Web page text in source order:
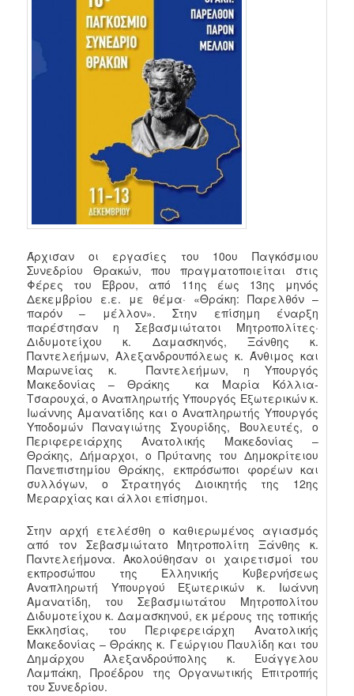
Άρχισαν οι εργασίες του 10ου Παγκόσμιου
Συνεδρίου Θρακών, που πραγματοποιείται στις
Φέρες του Έβρου, από 11ης έως 13ης μηνός
Δεκεμβρίου ε.ε. με θέμα· «Θράκη: Παρελθόν –
παρόν – μέλλον». Στην επίσημη έναρξη
παρέστησαν η Σεβασμιώτατοι Μητροπολίτες·
Διδυμοτείχου κ. Δαμασκηνός, Ξάνθης κ.
Παντελεήμων, Αλεξανδρουπόλεως κ. Άνθιμος και
Μαρωνείας κ. Παντελεήμων, η Υπουργός
Μακεδονίας – Θράκης κα Μαρία Κόλλια-
Τσαρουχά, ο Αναπληρωτής Υπουργός Εξωτερικών κ.
Ιωάννης Αμανατίδης και ο Αναπληρωτής Υπουργός
Υποδομών Παναγιώτης Σγουρίδης, Βουλευτές, ο
Περιφερειάρχης Ανατολικής Μακεδονίας –
Θράκης, Δήμαρχοι, ο Πρύτανης του Δημοκρίτειου
Πανεπιστημίου Θράκης, εκπρόσωποι φορέων και
συλλόγων, ο Στρατηγός Διοικητής της 12ης
Μεραρχίας και άλλοι επίσημοι.
Στην αρχή ετελέσθη ο καθιερωμένος αγιασμός
από τον Σεβασμιώτατο Μητροπολίτη Ξάνθης κ.
Παντελεήμονα. Ακολούθησαν οι χαιρετισμοί του
εκπροσώπου της Ελληνικής Κυβερνήσεως
Αναπληρωτή Υπουργού Εξωτερικών κ. Ιωάννη
Αμανατίδη, του Σεβασμιωτάτου Μητροπολίτου
Διδυμοτείχου κ. Δαμασκηνού, εκ μέρους της τοπικής
Εκκλησίας, του Περιφερειάρχη Ανατολικής
Μακεδονίας – Θράκης κ. Γεώργιου Παυλίδη και του
Δημάρχου Αλεξανδρούπολης κ. Ευάγγελου
Λαμπάκη, Προέδρου της Οργανωτικής Επιτροπής
του Συνεδρίου.